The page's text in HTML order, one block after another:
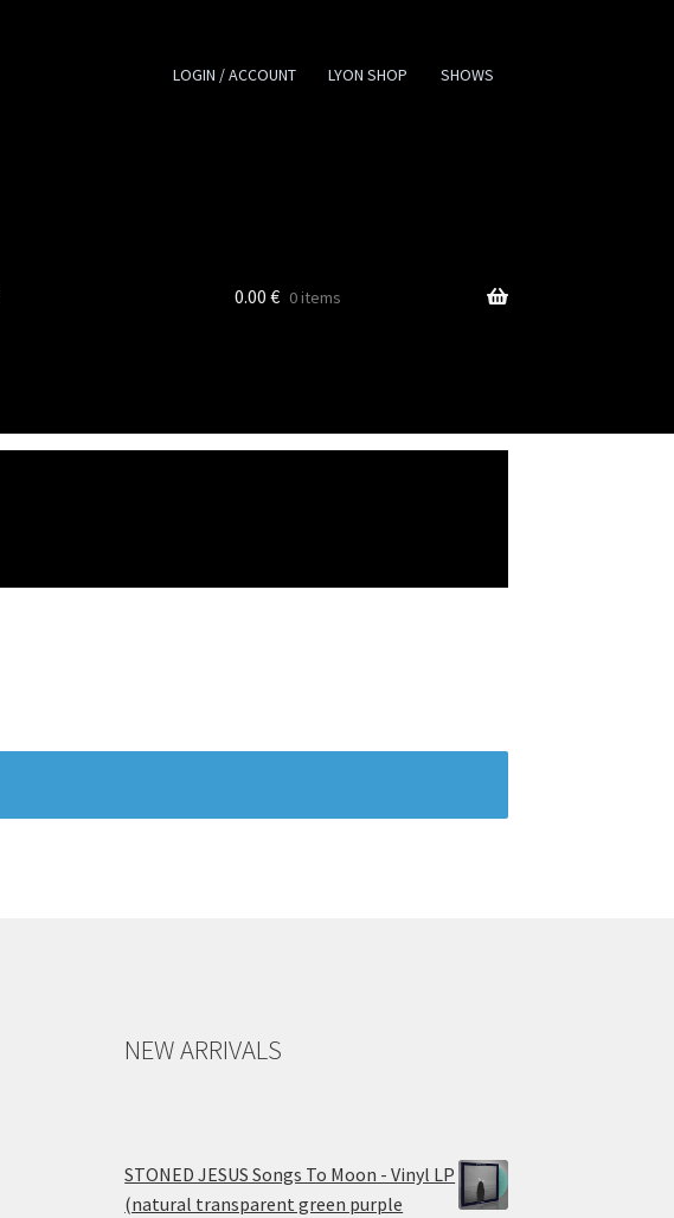
LOGIN / ACCOUNT LYON SHOP SHOWS
0.00 € 0 items
NEW ARRIVALS
STONED JESUS Songs To Moon - Vinyl LP
(natural transparent green purple